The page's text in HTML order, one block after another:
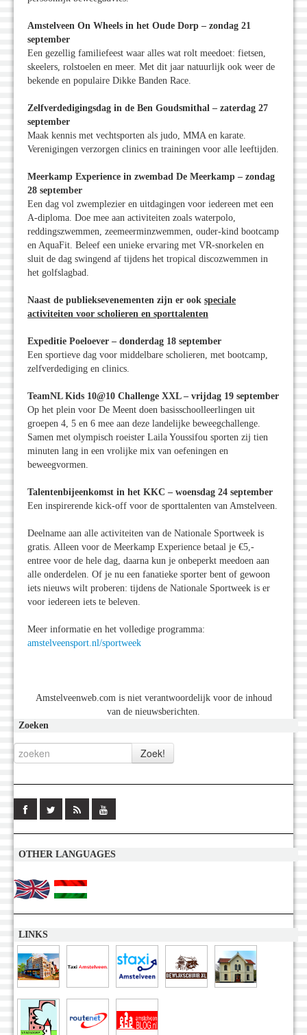
Amstelveen On Wheels in het Oude Dorp – zondag 21
september
Een gezellig familiefeest waar alles wat rolt meedoet: fietsen,
skeelers, rolstoelen en meer. Met dit jaar natuurlijk ook weer de
bekende en populaire Dikke Banden Race.
Zelfverdedigingsdag in de Ben Goudsmithal – zaterdag 27
september
Maak kennis met vechtsporten als judo, MMA en karate.
Verenigingen verzorgen clinics en trainingen voor alle leeftijden.
Meerkamp Experience in zwembad De Meerkamp – zondag
28 september
Een dag vol zwemplezier en uitdagingen voor iedereen met een
A-diploma. Doe mee aan activiteiten zoals waterpolo,
reddingszwemmen, zeemeerminzwemmen, ouder-kind bootcamp
en AquaFit. Beleef een unieke ervaring met VR-snorkelen en
sluit de dag swingend af tijdens het tropical discozwemmen in
het golfslagbad.
Naast de publieksevenementen zijn er ook speciale
activiteiten voor scholieren en sporttalenten
Expeditie Poeloever – donderdag 18 september
Een sportieve dag voor middelbare scholieren, met bootcamp,
zelfverdediging en clinics.
TeamNL Kids 10@10 Challenge XXL – vrijdag 19 september
Op het plein voor De Meent doen basisschoolleerlingen uit
groepen 4, 5 en 6 mee aan deze landelijke beweegchallenge.
Samen met olympisch roeister Laila Youssifou sporten zij tien
minuten lang in een vrolijke mix van oefeningen en
beweegvormen.
Talentenbijeenkomst in het KKC – woensdag 24 september
Een inspirerende kick-off voor de sporttalenten van Amstelveen.
Deelname aan alle activiteiten van de Nationale Sportweek is
gratis. Alleen voor de Meerkamp Experience betaal je €5,-
entree voor de hele dag, daarna kun je onbeperkt meedoen aan
alle onderdelen. Of je nu een fanatieke sporter bent of gewoon
iets nieuws wilt proberen: tijdens de Nationale Sportweek is er
voor iedereen iets te beleven.
Meer informatie en het volledige programma:
amstelveensport.nl/sportweek
Amstelveenweb.com is niet verantwoordelijk voor de inhoud
van de nieuwsberichten.
Zoeken
OTHER LANGUAGES
LINKS